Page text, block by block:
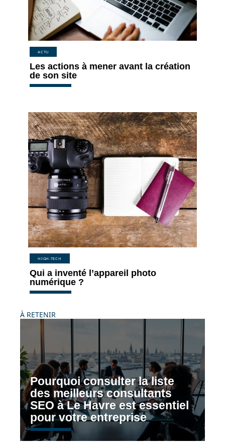
ACTU
Les actions à mener avant la création
de son site
HIGH-TECH
Qui a inventé l’appareil photo
numérique ?
À RETENIR
Pourquoi consulter la liste
des meilleurs consultants
SEO à Le Havre est essentiel
pour votre entreprise